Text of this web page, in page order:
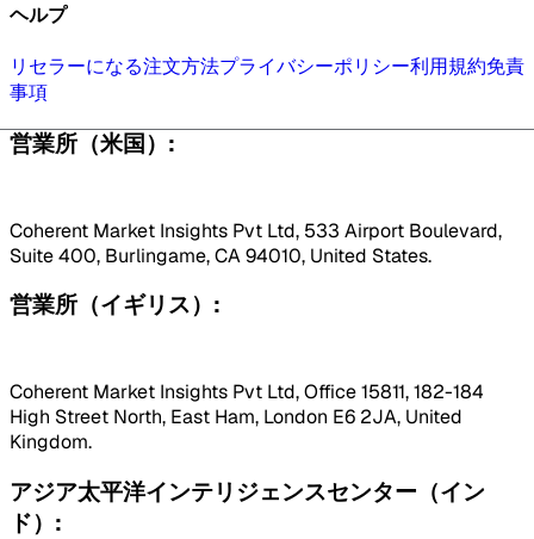
ヘルプ
リセラーになる注文方法プライバシーポリシー利用規約免責
事項
営業所（米国）:
Coherent Market Insights Pvt Ltd, 533 Airport Boulevard,
Suite 400, Burlingame, CA 94010, United States.
営業所（イギリス）:
Coherent Market Insights Pvt Ltd, Office 15811, 182-184
High Street North, East Ham, London E6 2JA, United
Kingdom.
アジア太平洋インテリジェンスセンター（イン
ド）: